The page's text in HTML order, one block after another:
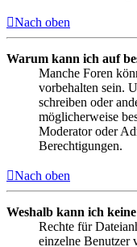
Nach oben
Warum kann ich auf
Manche Foren
vorbehalten sein.
schreiben oder
möglicherweise
Moderator oder
Berechtigungen.
Nach oben
Weshalb kann ich
Rechte für
einzelne Benutzer